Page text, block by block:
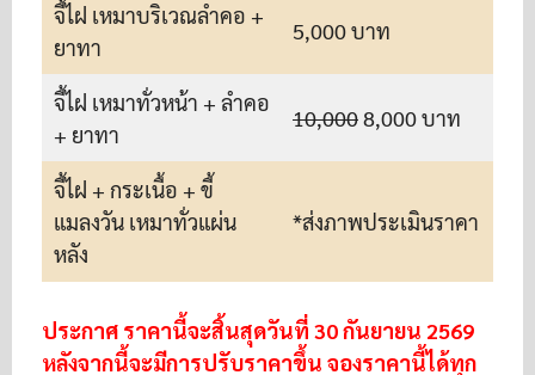
จี้ไฝ เหมาบริเวณลำคอ +
ยาทา
5,000 บาท
จี้ไฝ เหมาทั่วหน้า + ลำคอ
+ ยาทา
10,0008,000 บาท
จี้ไฝ + กระเนื้อ + ขี้
แมลงวัน เหมาทั่วแผ่น
หลัง
*ส่งภาพประเมินราคา
ประกาศ ราคานี้จะสิ้นสุดวันที่ 30 กันยายน 2569
หลังจากนี้จะมีการปรับราคาขึ้น จองราคานี้ได้ทุก